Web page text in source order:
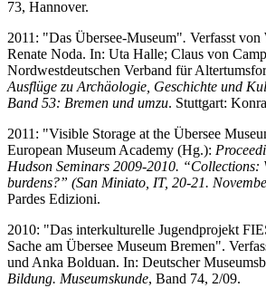
73, Hannover.
2011: "Das Übersee-Museum". Verfasst von
Renate Noda. In: Uta Halle; Claus von
Nordwestdeutschen Verband für
Ausflüge zu Archäologie, Geschichte und
Band 53: Bremen und umzu. Stuttgart:
2011: "Visible Storage at the Übersee
European Museum Academy (Hg.):
Hudson Seminars 2009-2010. “Collections:
burdens?” (San Miniato, IT, 20-21.
Pardes Edizioni.
2010: "Das interkulturelle Jugendprojekt
Sache am Übersee Museum Bremen".
und Anka Bolduan. In: Deutscher
Bildung. Museumskunde, Band 74, 2/09.